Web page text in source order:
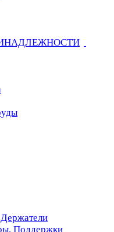
Поддержки